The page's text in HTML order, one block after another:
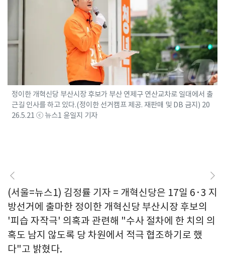
정이한 개혁신당 부산시장 후보가 부산 연제구 연산교차로 일대에서 출
근길 인사를 하고 있다.(정이한 선거캠프 제공. 재판매 및 DB 금지) 20
26.5.21 ⓒ 뉴스1 윤일지 기자
(서울=뉴스1) 김정률 기자 = 개혁신당은 17일 6·3 지
방선거에 출마한 정이한 개혁신당 부산시장 후보의
'피습 자작극' 의혹과 관련해 "수사 절차에 한 치의 의
혹도 남지 않도록 당 차원에서 적극 협조하기로 했
다"고 밝혔다.